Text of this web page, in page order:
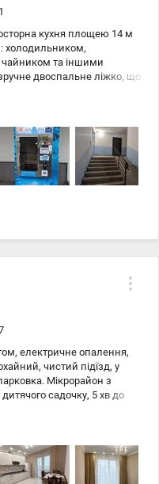
кухня площею 14 м
холодильником,
та іншими
двоспальне ліжко, що
Квартира ідеально
ціни. Запрошуємо на
електричне опалення,
чистий підїзд, у
Мікрорайон з
садочку, 5 хв до